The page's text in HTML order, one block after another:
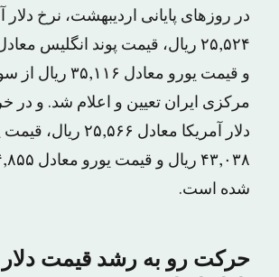
در روزهای پایانی اردیبهشت، نرخ دلار
و قیمت یورو معادل
مرکزی ایران تعیین و اعلام شد. و در
دلار آمریکا معادل
شده است.
حرکت رو به رشد قیمت دلار